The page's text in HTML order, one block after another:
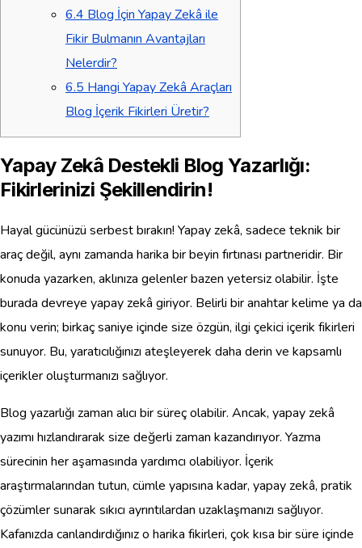
6.4 Blog İçin Yapay Zekâ ile
Fikir Bulmanın Avantajları
Nelerdir?
6.5 Hangi Yapay Zekâ Araçları
Blog İçerik Fikirleri Üretir?
Yapay Zekâ Destekli Blog Yazarlığı:
Fikirlerinizi Şekillendirin!
Hayal gücünüzü serbest bırakın! Yapay zekâ, sadece teknik bir
araç değil, aynı zamanda harika bir beyin fırtınası partneridir. Bir
konuda yazarken, aklınıza gelenler bazen yetersiz olabilir. İşte
burada devreye yapay zekâ giriyor. Belirli bir anahtar kelime ya da
konu verin; birkaç saniye içinde size özgün, ilgi çekici içerik fikirleri
sunuyor. Bu, yaratıcılığınızı ateşleyerek daha derin ve kapsamlı
içerikler oluşturmanızı sağlıyor.
Blog yazarlığı zaman alıcı bir süreç olabilir. Ancak, yapay zekâ
yazımı hızlandırarak size değerli zaman kazandırıyor. Yazma
sürecinin her aşamasında yardımcı olabiliyor. İçerik
araştırmalarından tutun, cümle yapısına kadar, yapay zekâ, pratik
çözümler sunarak sıkıcı ayrıntılardan uzaklaşmanızı sağlıyor.
Kafanızda canlandırdığınız o harika fikirleri, çok kısa bir süre içinde